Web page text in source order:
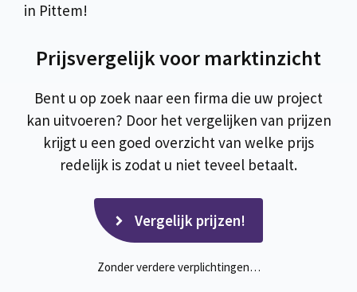
in Pittem!
Prijsvergelijk voor marktinzicht
Bent u op zoek naar een firma die uw project
kan uitvoeren? Door het vergelijken van prijzen
krijgt u een goed overzicht van welke prijs
redelijk is zodat u niet teveel betaalt.
Vergelijk prijzen!
Zonder verdere verplichtingen…